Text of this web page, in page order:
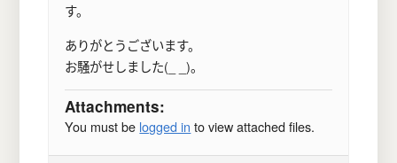
す。
ありがとうございます。
お騒がせしました(_ _)。
Attachments:
You must be logged in to view attached files.